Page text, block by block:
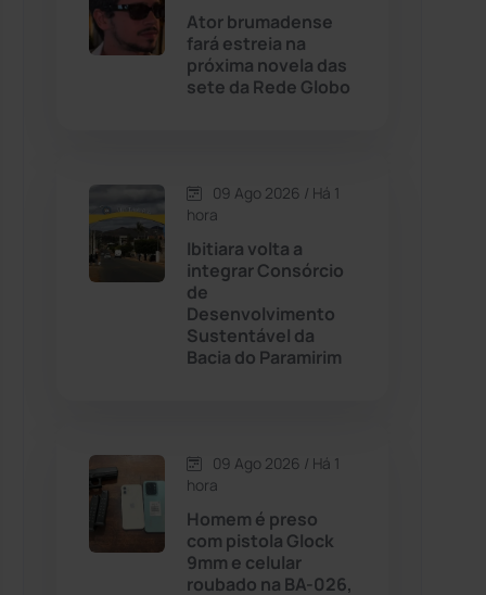
Chapada Diamantina
Cordeiros
Dom Basílio
(1236)
Érico Cardoso
Esportes
(24)
Ator brumadense
fará estreia na
próxima novela das
sete da Rede Globo
09 Ago 2026 / Há 1
hora
Ibitiara volta a
integrar Consórcio
de
Desenvolvimento
Sustentável da
Bacia do Paramirim
09 Ago 2026 / Há 1
hora
Homem é preso
com pistola Glock
9mm e celular
roubado na BA-026,